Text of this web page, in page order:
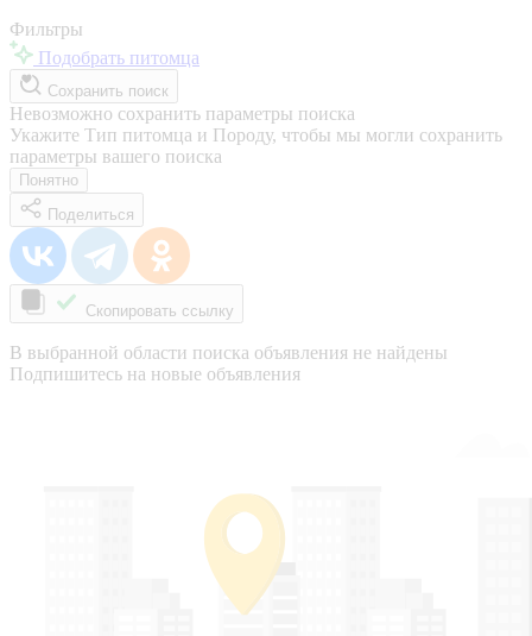
Фильтры
Подобрать питомца
Сохранить поиск
Невозможно сохранить параметры поиска
Укажите Тип питомца и Породу, чтобы мы могли сохранить
параметры вашего поиска
Понятно
Поделиться
Скопировать ссылку
В выбранной области поиска объявления не найдены
Подпишитесь на новые объявления